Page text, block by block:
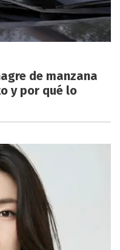
de manzana
y por qué lo